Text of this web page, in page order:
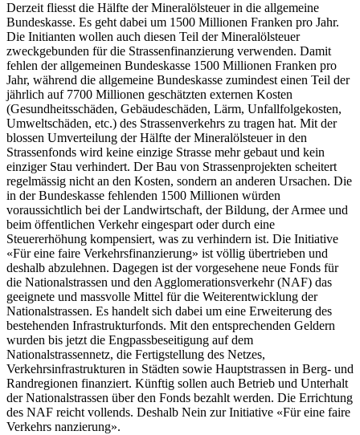
Derzeit fliesst die Hälfte der Mineralölsteuer in die allgemeine
Bundeskasse. Es geht dabei um 1500 Millionen Franken pro Jahr.
Die Initianten wollen auch diesen Teil der Mineralölsteuer
zweckgebunden für die Strassenfinanzierung verwenden. Damit
fehlen der allgemeinen Bundeskasse 1500 Millionen Franken pro
Jahr, während die allgemeine Bundeskasse zumindest einen Teil der
jährlich auf 7700 Millionen geschätzten externen Kosten
(Gesundheitsschäden, Gebäudeschäden, Lärm, Unfallfolgekosten,
Umweltschäden, etc.) des Strassenverkehrs zu tragen hat. Mit der
blossen Umverteilung der Hälfte der Mineralölsteuer in den
Strassenfonds wird keine einzige Strasse mehr gebaut und kein
einziger Stau verhindert. Der Bau von Strassenprojekten scheitert
regelmässig nicht an den Kosten, sondern an anderen Ursachen. Die
in der Bundeskasse fehlenden 1500 Millionen würden
voraussichtlich bei der Landwirtschaft, der Bildung, der Armee und
beim öffentlichen Verkehr eingespart oder durch eine
Steuererhöhung kompensiert, was zu verhindern ist. Die Initiative
«Für eine faire Verkehrsfinanzierung» ist völlig übertrieben und
deshalb abzulehnen. Dagegen ist der vorgesehene neue Fonds für
die Nationalstrassen und den Agglomerationsverkehr (NAF) das
geeignete und massvolle Mittel für die Weiterentwicklung der
Nationalstrassen. Es handelt sich dabei um eine Erweiterung des
bestehenden Infrastrukturfonds. Mit den entsprechenden Geldern
wurden bis jetzt die Engpassbeseitigung auf dem
Nationalstrassennetz, die Fertigstellung des Netzes,
Verkehrsinfrastrukturen in Städten sowie Hauptstrassen in Berg- und
Randregionen finanziert. Künftig sollen auch Betrieb und Unterhalt
der Nationalstrassen über den Fonds bezahlt werden. Die Errichtung
des NAF reicht vollends. Deshalb Nein zur Initiative «Für eine faire
Verkehrs nanzierung».